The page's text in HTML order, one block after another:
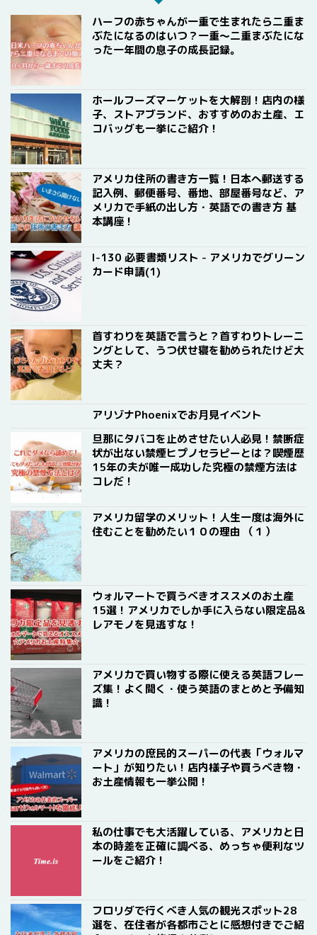
ハーフの赤ちゃんが一重で生まれたら二重ま
ぶたになるのはいつ？一重〜二重まぶたにな
った一年間の息子の成長記録。
ホールフーズマーケットを大解剖！店内の様
子、ストアブランド、おすすめのお土産、エ
コバッグも一挙にご紹介！
アメリカ住所の書き方一覧！日本へ郵送する
記入例、郵便番号、番地、部屋番号など、ア
メリカで手紙の出し方・英語での書き方 基
本講座！
I-130 必要書類リスト - アメリカでグリーン
カード申請(1)
首すわりを英語で言うと？首すわりトレーニ
ングとして、うつ伏せ寝を勧められたけど大
丈夫？
アリゾナPhoenixでお月見イベント
旦那にタバコを止めさせたい人必見！禁断症
状が出ない禁煙ヒプノセラピーとは？喫煙歴
15年の夫が唯一成功した究極の禁煙方法は
コレだ！
アメリカ留学のメリット！人生一度は海外に
住むことを勧めたい１０の理由 （１）
ウォルマートで買うべきオススメのお土産
15選！アメリカでしか手に入らない限定品&
レアモノを見逃すな！
アメリカで買い物する際に使える英語フレー
ズ集！よく聞く・使う英語のまとめと予備知
識！
アメリカの庶民的スーパーの代表「ウォルマ
ート」が知りたい！店内様子や買うべき物・
お土産情報も一挙公開！
私の仕事でも大活躍している、アメリカと日
本の時差を正確に調べる、めっちゃ便利なツ
ールをご紹介！
フロリダで行くべき人気の観光スポット28
選を、在住者が各都市ごとに感想付きでご紹